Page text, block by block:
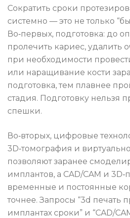
Сократить сроки
системно — это не только
Во‑первых, подготовка: до
пролечить кариес, удалить
при необходимости
или наращивание кости
подготовка, тем плавнее
стадия. Подготовку нельзя
спешки.
Во‑вторых, цифровые
3D‑томография и
позволяют заранее
имплантов, а CAD/CAM и
временные и постоянные
точнее. Запросы “3d печать
имплантах сроки” и “CAD/